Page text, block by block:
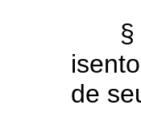
de